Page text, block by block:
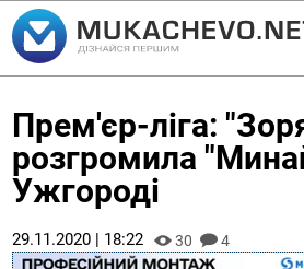
Прем'єр-ліга:
розгромила
Ужгороді
29.11.2020 | 18:22 30 4